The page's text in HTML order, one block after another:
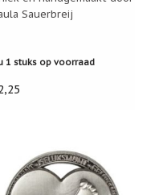
Sauerbreij
1 stuks op voorraad